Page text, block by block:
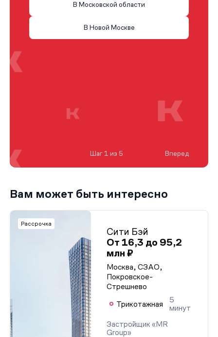
В Московской области
В Новой Москве
Шаг 1 из 5 Вперед
Вам может быть интересно
Рассрочка
Сити Бэй
От 16,3 до 95,2
млн ₽
Москва, СЗАО,
Покровское-
Стрешнево
Трикотажная
5
минут
Застройщик «MR
Group»